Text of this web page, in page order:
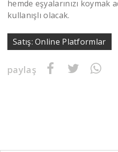
hemde eşyalarınızı koymak
kullanışlı olacak.
Satış: Online Platformlar
paylaş